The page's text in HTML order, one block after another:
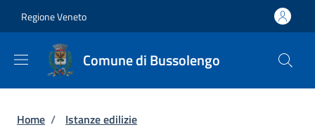
Regione Veneto
Comune di Bussolengo
Briciole di pane
Home / Istanze edilizie